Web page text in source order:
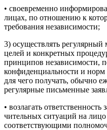
• своевременно
лицах, по отношению к
требова­ния независимости;
3) осуществлять
це­лей и конкретных
принципов неза­висимости,
конфиденциальности и норм
для чего получать, обычно
регулярные письменные
• возлагать
чительных ситуаций на
соответствующи­ми